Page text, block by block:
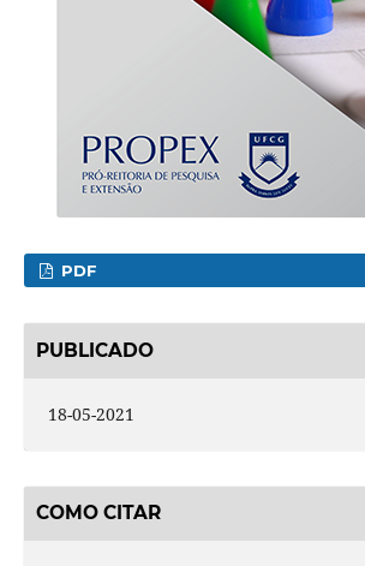
PDF
PUBLICADO
18-05-2021
COMO CITAR